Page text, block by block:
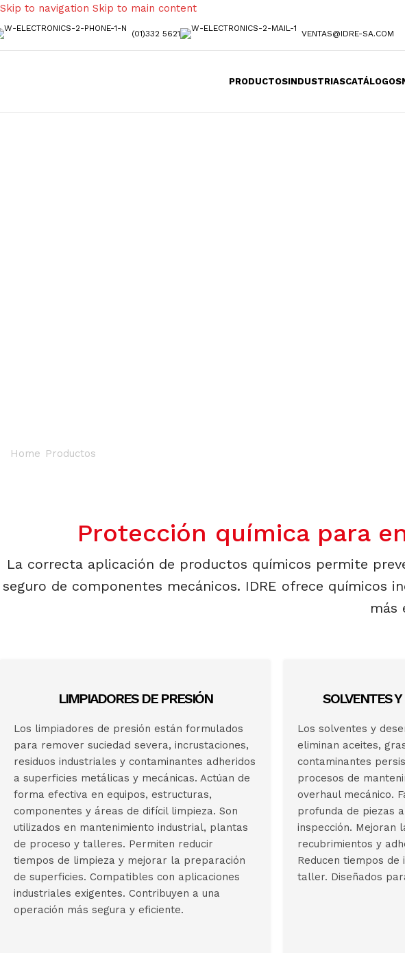
Skip to navigation Skip to main content
(01)332 5621 VENTAS@IDRE-SA.COM
PRODUCTOSINDUSTRIASCATÁLOGOS
Home Productos
Protección química para
La correcta aplicación de productos químicos permite
seguro de componentes mecánicos. IDRE ofrece químicos
más
LIMPIADORES DE PRESIÓN
Los limpiadores de presión están formulados
para remover suciedad severa, incrustaciones,
residuos industriales y contaminantes adheridos
a superficies metálicas y mecánicas. Actúan de
forma efectiva en equipos, estructuras,
componentes y áreas de difícil limpieza. Son
utilizados en mantenimiento industrial, plantas
de proceso y talleres. Permiten reducir
tiempos de limpieza y mejorar la preparación
de superficies. Compatibles con aplicaciones
industriales exigentes. Contribuyen a una
operación más segura y eficiente.
SOLVENTES
Los solventes y
eliminan aceites,
contaminantes
procesos de
overhaul mecánico.
profunda de piezas
inspección. Mejoran
recubrimientos y
Reducen tiempos
taller. Diseñados